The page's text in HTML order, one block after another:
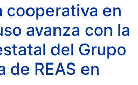
cooperativa en
avanza con la
del Grupo
de REAS en